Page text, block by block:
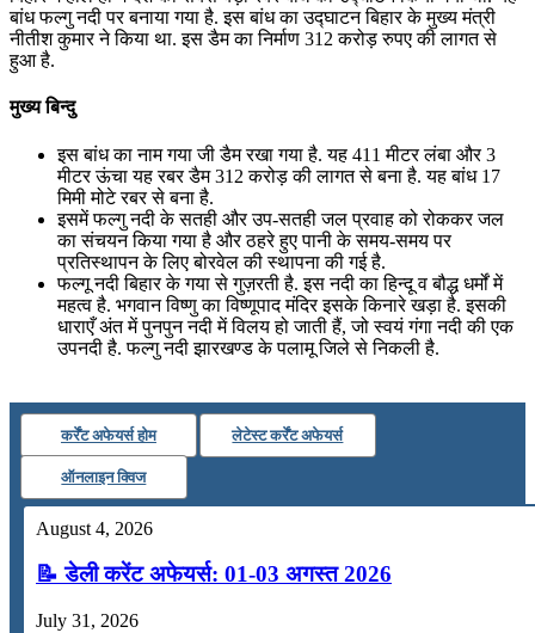
July 19, 2026
📝 डेली करेंट अफेयर्स: 16-18 जुलाई 2026
July 16, 2026
📝 डेली करेंट अफेयर्स: 13-15 जुलाई 2026
बांध फल्गु नदी पर बनाया गया है. इस बांध का उद्घाटन बिहार के मुख्य मंत्री
नीतीश कुमार ने किया था. इस डैम का निर्माण 312 करोड़ रुपए की लागत से
हुआ है.
मुख्य बिन्दु
इस बांध का नाम गया जी डैम रखा गया है. यह 411 मीटर लंबा और 3
मीटर ऊंचा यह रबर डैम 312 करोड़ की लागत से बना है. यह बांध 17
मिमी मोटे रबर से बना है.
इसमें फल्गु नदी के सतही और उप-सतही जल प्रवाह को रोककर जल
का संचयन किया गया है और ठहरे हुए पानी के समय-समय पर
प्रतिस्थापन के लिए बोरवेल की स्थापना की गई है.
फल्गू नदी बिहार के गया से गुज़रती है. इस नदी का हिन्दू व बौद्ध धर्मों में
महत्व है. भगवान विष्णु का विष्णूपाद मंदिर इसके किनारे खड़ा है. इसकी
धाराएँ अंत में पुनपुन नदी में विलय हो जाती हैं, जो स्वयं गंगा नदी की एक
उपनदी है. फल्गु नदी झारखण्ड के पलामू जिले से निकली है.
कर्रेंट अफेयर्स होम लेटेस्ट कर्रेंट अफेयर्स
ऑनलाइन क्विज
August 4, 2026
📝 डेली करेंट अफेयर्स: 01-03 अगस्त 2026
July 31, 2026